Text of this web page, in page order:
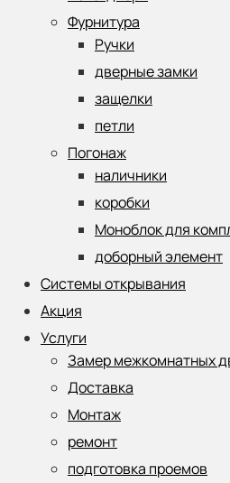
Фурнитура
Ручки
дверные замки
защелки
петли
Погонаж
наличники
коробки
Моноблок для
доборный элемент
Системы открывания
Акция
Услуги
Замер межкомнатных
Доставка
Монтаж
ремонт
подготовка проемов